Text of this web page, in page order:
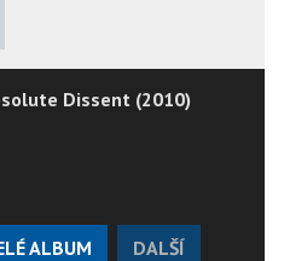
Dissent (2010)
ALBUM DALŠÍ